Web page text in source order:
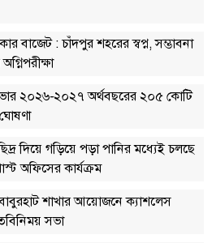
বাজেট : চাঁদপুর শহরের স্বপ্ন, সম্ভাবনা
২০২৬-২০২৭ অর্থবছরের ২০৫ কোটি
দিয়ে গড়িয়ে পড়া পানির মধ্যেই চলছে
অফিসের কার্যক্রম
শাখার আয়োজনে ক্যাশলেস
সভা